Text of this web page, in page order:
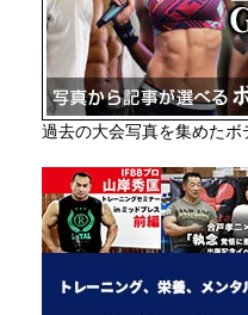
過去の大会写真を集めたボ